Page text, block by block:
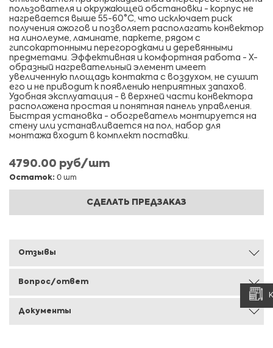
пользователя и окружающей обстановки - корпус не
нагревается выше 55-60°C, что исключает риск
получения ожогов и позволяет располагать конвектор
на линолеуме, ламинате, паркете, рядом с
гипсокартонными перегородками и деревянными
предметами. Эффективная и комфортная работа - Х-
образный нагревательный элемент имеет
увеличенную площадь контакта с воздухом, не сушит
его и не приводит к появлению неприятных запахов.
Удобная эксплуатация - в верхней части конвектора
расположена простая и понятная панель управления.
Быстрая установка - обогреватель монтируется на
стену или устанавливается на пол, набор для
монтажа входит в комплект поставки.
4790.00 руб/шт
Остаток: 0 шт
СДЕЛАТЬ ПРЕДЗАКАЗ
Отзывы
Вопрос/ответ
Документы